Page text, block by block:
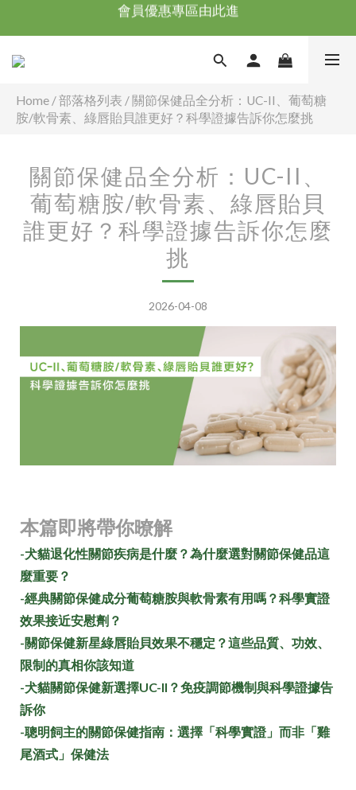
台灣滿NT$全館滿1200免運｜海外滿NT$3000免運
台灣滿NT$全館滿1200免運｜海外滿NT$3000免運
會員優惠專區由此進
Home /部落格列表 / 關節保健品全分析：UC-II、葡萄糖
胺/軟骨素、綠唇貽貝誰更好？科學證據告訴你怎麼挑
關節保健品全分析：UC-II、
葡萄糖胺/軟骨素、綠唇貽貝
誰更好？科學證據告訴你怎麼
挑
2026-04-08
本篇即將帶你暸解
-犬貓退化性關節疾病是什麼？為什麼選對關節保健品這
麼重要？
-經典關節保健成分葡萄糖胺與軟骨素有用嗎？科學實證
效果接近安慰劑？
-關節保健新星綠唇貽貝效果不穩定？這些品質、功效、
限制的真相你該知道
-犬貓關節保健新選擇UC-II？免疫調節機制與科學證據告
訴你
-聰明飼主的關節保健指南：選擇「科學實證」而非「雞
尾酒式」保健法